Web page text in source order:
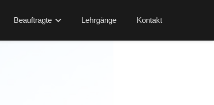
Beauftragte Lehrgänge Kontakt